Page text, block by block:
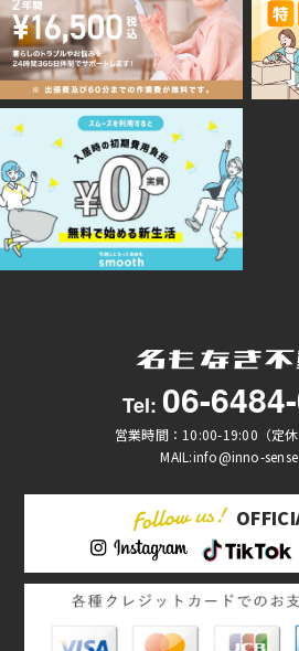
Tel: 06-
営業時間：10:00-19:00（定休
MAIL:info@inno-